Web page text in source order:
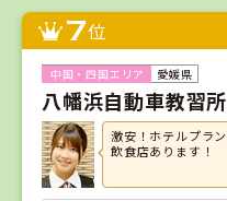
7位
愛媛県
八幡浜自動車教習所
激安！ホテルプラ
飲食店あります！